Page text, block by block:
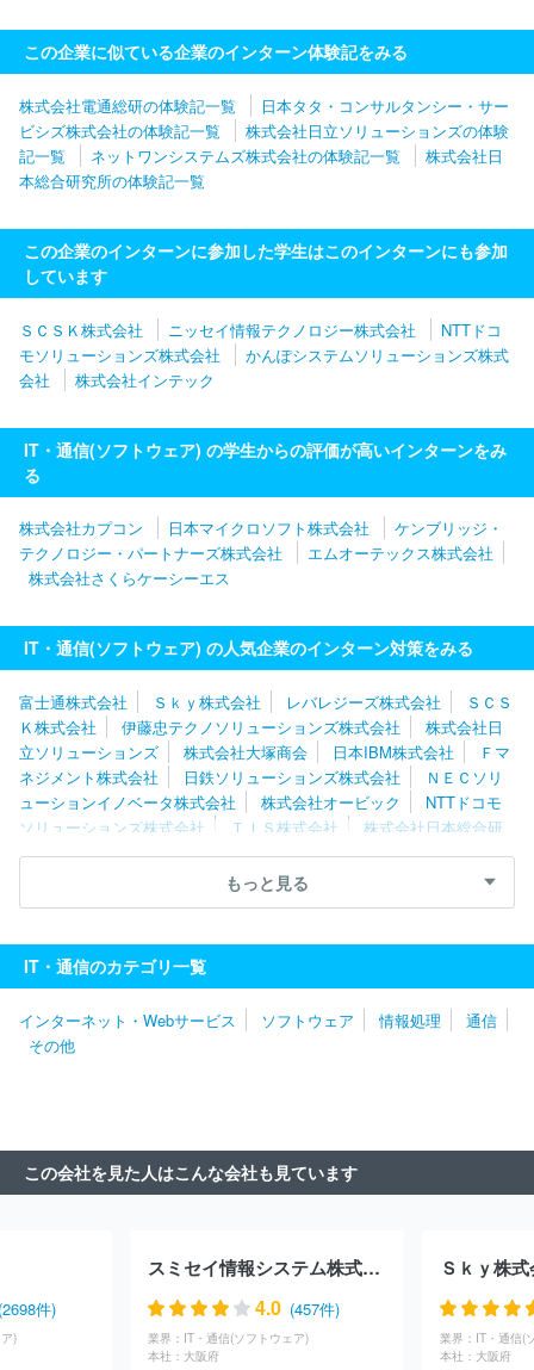
この企業に似ている企業のインターン体験記をみる
株式会社電通総研の体験記一覧
日本タタ・コンサルタンシー・サー
ビシズ株式会社の体験記一覧
株式会社日立ソリューションズの体験
記一覧
ネットワンシステムズ株式会社の体験記一覧
株式会社日
本総合研究所の体験記一覧
この企業のインターンに参加した学生はこのインターンにも参加
しています
ＳＣＳＫ株式会社 ニッセイ情報テクノロジー株式会社
NTTドコ
モソリューションズ株式会社
かんぽシステムソリューションズ株式
会社
株式会社インテック
IT・通信(ソフトウェア) の学生からの評価が高いインターンをみ
る
株式会社カプコン 日本マイクロソフト株式会社
ケンブリッジ・
テクノロジー・パートナーズ株式会社
エムオーテックス株式会社
株式会社さくらケーシーエス
IT・通信(ソフトウェア) の人気企業のインターン対策をみる
富士通株式会社 Ｓｋｙ株式会社 レバレジーズ株式会社
ＳＣＳ
Ｋ株式会社
伊藤忠テクノソリューションズ株式会社
株式会社日
立ソリューションズ
株式会社大塚商会 日本IBM株式会社
Ｆマ
ネジメント株式会社
日鉄ソリューションズ株式会社
ＮＥＣソリ
ューションイノベータ株式会社
株式会社オービック
NTTドコモ
ソリューションズ株式会社
ＴＩＳ株式会社
株式会社日本総合研
究所
トランス・コスモス株式会社 ＢＩＰＲＯＧＹ株式会社
株
三菱ＵＦＪインフォメーションテクノロジー
株式会社
社カプコン
みずほリサーチ＆テクノロジーズ株式会社
株式会社
セガ
株式会社ＢＲＥＸＡ Ｔｅｃｈｎｏｌｏｇｙ
アイ
株式会社電通総研 株式会社トヨタシステムズ
ニッセイ情
報テクノロジー株式会社
ク
株式会社ＤＴＳ サイボウズ株式会社
日本ビジネスシステム
ズ株式会社
株式会社コーエーテクモゲームス
会社
ＮＴＴデータルウィーブ株式会社 コムチュア株式会社
株
もっと見る
IT・通信のカテゴリ一覧
インターネット・Webサービス ソフトウェア 情報処理
通信
その他
この会社を見た人はこんな会社も見ています
件)
)
スミセイ情報システム株式会社
4.0 (457件)
業界： IT・通信(ソフトウェア)
本社： 大阪府
Ｓｋｙ株
業界： IT・通信(
本社： 大阪府